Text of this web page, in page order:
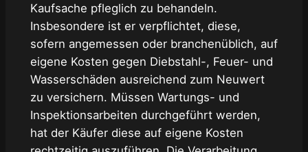
Kaufsache pfleglich zu behandeln.
Insbesondere ist er verpflichtet, diese,
sofern angemessen oder branchenüblich, auf
eigene Kosten gegen Diebstahl-, Feuer- und
Wasserschäden ausreichend zum Neuwert
zu versichern. Müssen Wartungs- und
Inspektionsarbeiten durchgeführt werden,
hat der Käufer diese auf eigene Kosten